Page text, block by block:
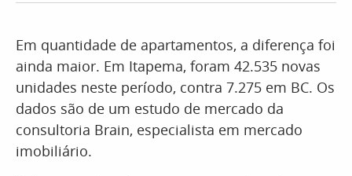
Em quantidade de apartamentos, a diferença foi
ainda maior. Em Itapema, foram 42.535 novas
unidades neste período, contra 7.275 em BC. Os
dados são de um estudo de mercado da
consultoria Brain, especialista em mercado
imobiliário.